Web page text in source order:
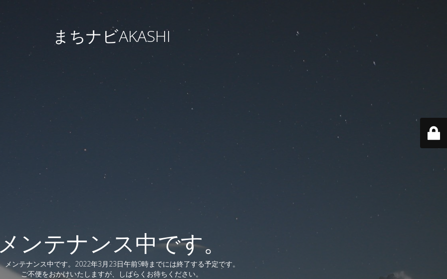
まちナビAKASHI
ンテナンス中です。
メンテナンス中です。2022年3月23日午前9時までには終了する予定です。
ご不便をおかけいたしますが、しばらくお待ちください。